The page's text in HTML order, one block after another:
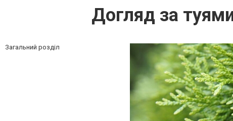
Догляд за
Загальний розділ